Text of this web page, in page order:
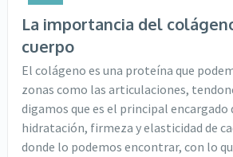
La importancia del
cuerpo
El colágeno es una proteína que
zonas como las articulaciones,
digamos que es el principal encargado
hidratación, firmeza y elasticidad de
donde lo podemos encontrar, con lo